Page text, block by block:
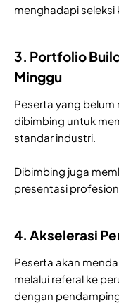
menghadapi seleksi
3. Portfolio
Minggu
Peserta yang
dibimbing untuk
standar industri.
Dibimbing juga
presentasi
4. Akselerasi
Peserta akan
melalui referal ke
dengan